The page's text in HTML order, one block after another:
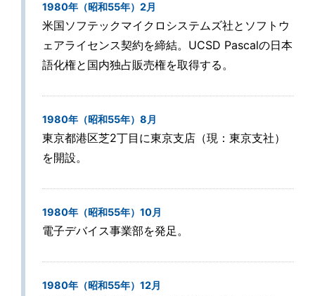
1980年（昭和55年）2月
米国ソフテックマイクロシステムズ社とソフトウ
ェアライセンス契約を締結。UCSD Pascalの日本
語化権と国内独占販売権を取得する。
1980年（昭和55年）8月
東京都港区芝2丁目に東京支店（現：東京支社）
を開設。
1980年（昭和55年）10月
電子デバイス事業部を発足。
1980年（昭和55年）12月